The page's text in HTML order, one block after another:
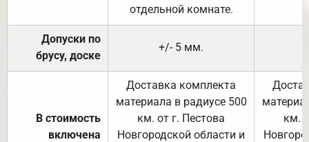
отдельной комнате.
Допуски по
брусу, доске
+/- 5 мм.
В стоимость
включена
Доставка комплекта
материала в радиусе 500
км. от г. Пестова
Новгородской области и
км.